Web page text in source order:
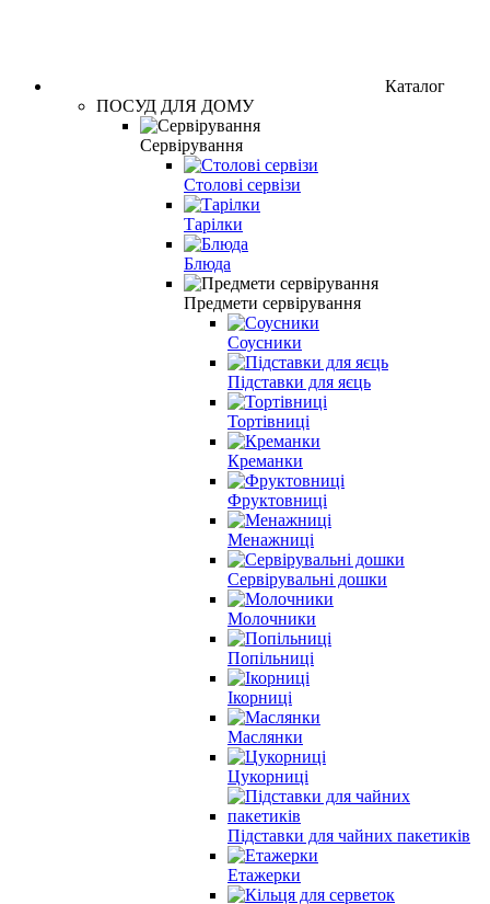
Каталог
ПОСУД ДЛЯ ДОМУ
Сервірування
Столові сервізи
Тарілки
Блюда
Предмети сервірування
Соусники
Підставки для яєць
Тортівниці
Креманки
Фруктовниці
Менажниці
Сервірувальні дошки
Молочники
Попільниці
Ікорниці
Маслянки
Цукорниці
Підставки для чайних пакетиків
Етажерки